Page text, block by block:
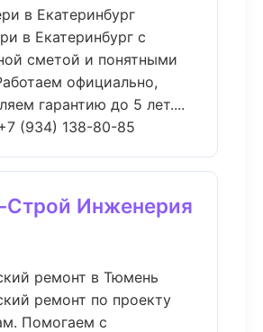
в Екатеринбург
в Екатеринбург с
сметой и понятными
официально,
гарантию до 5 лет....
(934) 138-80-85
Строй Инженерия
ремонт в Тюмень
ремонт по проекту
Помогаем с